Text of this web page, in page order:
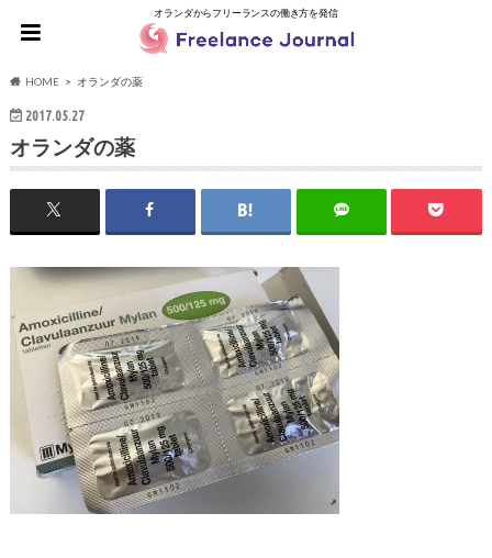
オランダからフリーランスの働き方を発信
HOME オランダの薬
2017.05.27
オランダの薬